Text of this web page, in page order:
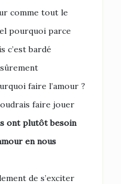
comme tout le
pourquoi parce
c’est bardé
faire l’amour ?
faire jouer
ont plutôt besoin
en nous
de s’exciter